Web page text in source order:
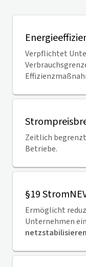
Verpflichtet
Zeitlich
Betriebe.
§19
Ermöglicht
Unternehmen